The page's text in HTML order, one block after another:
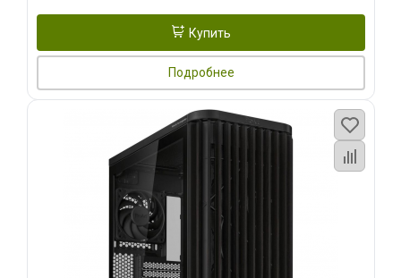
Купить
Подробнее